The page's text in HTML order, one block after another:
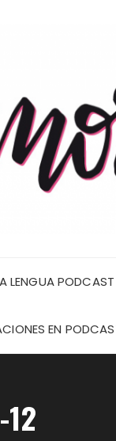
LENGUA PODCAST
EN
12